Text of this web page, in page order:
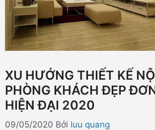
XU HƯỚNG THIẾT KẾ
PHÒNG KHÁCH ĐẸP
HIỆN ĐẠI 2020
09/05/2020 Bởi luu quang